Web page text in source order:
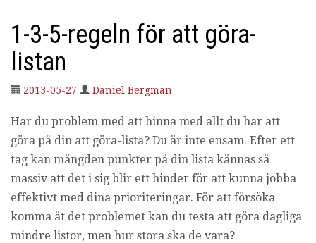
v
r
g
1-3-5-regeln för att göra-
listan
2013-05-27 Daniel Bergman
Har du problem med att hinna med allt du har att
göra på din att göra-lista? Du är inte ensam. Efter ett
tag kan mängden punkter på din lista kännas så
massiv att det i sig blir ett hinder för att kunna jobba
effektivt med dina prioriteringar. För att försöka
komma åt det problemet kan du testa att göra dagliga
mindre listor, men hur stora ska de vara?